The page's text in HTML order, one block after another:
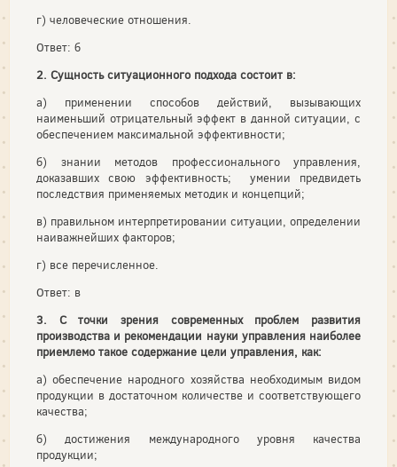
г) человеческие отношения.
Ответ: б
2. Сущность ситуационного подхода состоит в:
а) применении способов действий, вызывающих
наименьший отрицательный эффект в данной ситуации, с
обеспечением максимальной эффективности;
б) знании методов профессионального управления,
доказавших свою эффективность; умении предвидеть
последствия применяемых методик и концепций;
в) правильном интерпретировании ситуации, определении
наиважнейших факторов;
г) все перечисленное.
Ответ: в
3. С точки зрения современных проблем развития
производства и рекомендации науки управления наиболее
приемлемо такое содержание цели управления, как:
а) обеспечение народного хозяйства необходимым видом
продукции в достаточном количестве и соответствующего
качества;
б) достижения международного уровня качества
продукции;